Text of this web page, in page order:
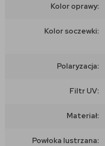
Kolor oprawy:
Kolor soczewki:
Polaryzacja:
Filtr UV:
Materiał:
Powłoka lustrzana: